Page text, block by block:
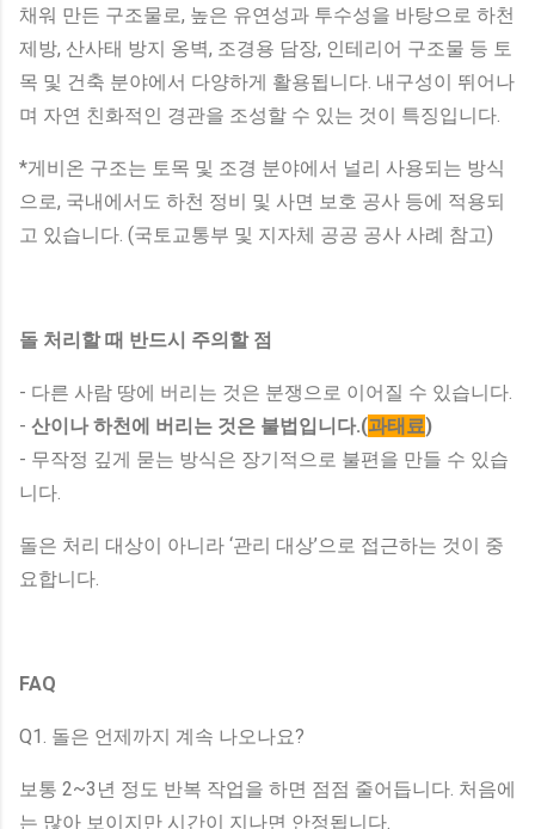
채워 만든 구조물로, 높은 유연성과 투수성을 바탕으로 하천
제방, 산사태 방지 옹벽, 조경용 담장, 인테리어 구조물 등 토
목 및 건축 분야에서 다양하게 활용됩니다. 내구성이 뛰어나
며 자연 친화적인 경관을 조성할 수 있는 것이 특징입니다.
*게비온 구조는 토목 및 조경 분야에서 널리 사용되는 방식
으로, 국내에서도 하천 정비 및 사면 보호 공사 등에 적용되
고 있습니다. (국토교통부 및 지자체 공공 공사 사례 참고)
돌 처리할 때 반드시 주의할 점
- 다른 사람 땅에 버리는 것은 분쟁으로 이어질 수 있습니다.
- 산이나 하천에 버리는 것은 불법입니다.(과태료)
- 무작정 깊게 묻는 방식은 장기적으로 불편을 만들 수 있습
니다.
돌은 처리 대상이 아니라 ‘관리 대상’으로 접근하는 것이 중
요합니다.
FAQ
Q1. 돌은 언제까지 계속 나오나요?
보통 2~3년 정도 반복 작업을 하면 점점 줄어듭니다. 처음에
는 많아 보이지만 시간이 지나면 안정됩니다.